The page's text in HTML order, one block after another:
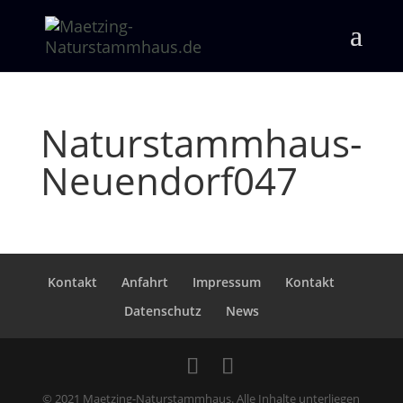
Naturstammhaus-
Neuendorf047
Kontakt Anfahrt Impressum
Kontakt
Datenschutz
News
© 2021 Maetzing-Naturstammhaus. Alle Inhalte unterliegen